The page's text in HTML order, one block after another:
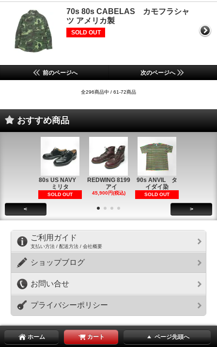
70s 80s CABELAS カモフラシャ
ツ アメリカ製
SOLD OUT
前のページへ 次のページへ
全296商品中 / 61-72商品
おすすめ商品
80s US NAVY
ミリタ
SOLD OUT
REDWING 8199
アイ
45,900円(税込)
90s ANVIL タ
イダイ染
SOLD OUT
< >
ご利用ガイド
支払い方法 / 配送方法 / 会社概要
ショップブログ
お問い合せ
プライバシーポリシー
ホーム カート ページ先頭へ